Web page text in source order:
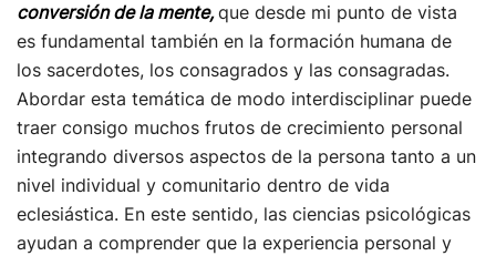
conversión de la mente,que desde mi punto de vista
es fundamental también en la formación humana de
los sacerdotes, los consagrados y las consagradas.
Abordar esta temática de modo interdisciplinar puede
traer consigo muchos frutos de crecimiento personal
integrando diversos aspectos de la persona tanto a un
nivel individual y comunitario dentro de vida
eclesiástica. En este sentido, las ciencias psicológicas
ayudan a comprender que la experiencia personal y